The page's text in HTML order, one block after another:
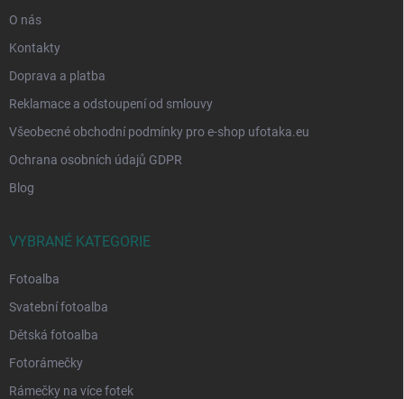
O nás
Kontakty
Doprava a platba
Reklamace a odstoupení od smlouvy
Všeobecné obchodní podmínky pro e-shop ufotaka.eu
Ochrana osobních údajů GDPR
Blog
VYBRANÉ KATEGORIE
Fotoalba
Svatební fotoalba
Dětská fotoalba
Fotorámečky
Rámečky na více fotek